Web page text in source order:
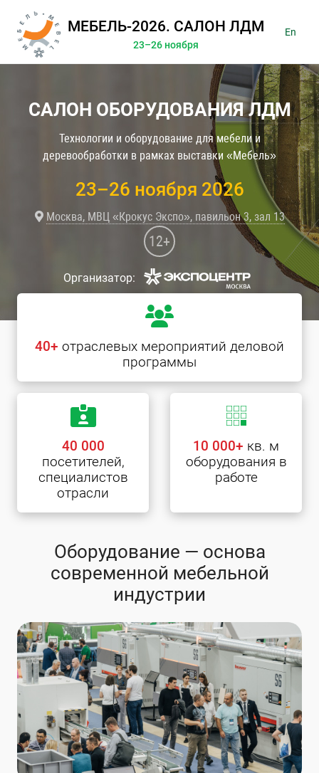
МЕБЕЛЬ-2026. САЛОН ЛДМ
23–26 ноября
En
САЛОН ОБОРУДОВАНИЯ ЛДМ
Технологии и оборудование для мебели и
деревообработки в рамках выставки «Мебель»
23–26 ноября 2026
Москва, МВЦ «Крокус Экспо», павильон 3, зал 13
12+
Организатор:
40+ отраслевых мероприятий деловой
программы
40 000
посетителей,
специалистов
отрасли
10 000+ кв. м
оборудования в
работе
Оборудование — основа
современной мебельной
индустрии